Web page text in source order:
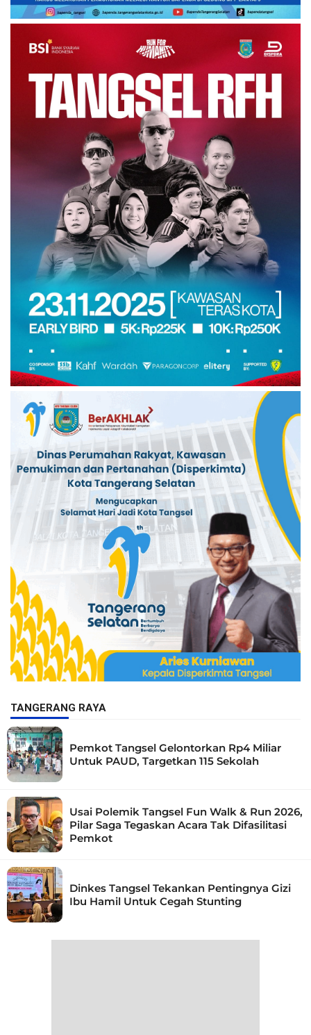
TANGERANG RAYA
Pemkot Tangsel Gelontorkan Rp4 Miliar
Untuk PAUD, Targetkan 115 Sekolah
Usai Polemik Tangsel Fun Walk & Run 2026,
Pilar Saga Tegaskan Acara Tak Difasilitasi
Pemkot
Dinkes Tangsel Tekankan Pentingnya Gizi
Ibu Hamil Untuk Cegah Stunting